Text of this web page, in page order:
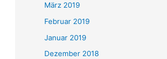
März 2019
Februar 2019
Januar 2019
Dezember 2018